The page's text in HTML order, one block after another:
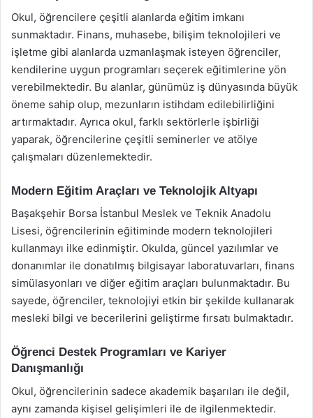
Okul, öğrencilere çeşitli alanlarda eğitim imkanı
sunmaktadır. Finans, muhasebe, bilişim teknolojileri ve
işletme gibi alanlarda uzmanlaşmak isteyen öğrenciler,
kendilerine uygun programları seçerek eğitimlerine yön
verebilmektedir. Bu alanlar, günümüz iş dünyasında büyük
öneme sahip olup, mezunların istihdam edilebilirliğini
artırmaktadır. Ayrıca okul, farklı sektörlerle işbirliği
yaparak, öğrencilerine çeşitli seminerler ve atölye
çalışmaları düzenlemektedir.
Modern Eğitim Araçları ve Teknolojik Altyapı
Başakşehir Borsa İstanbul Meslek ve Teknik Anadolu
Lisesi, öğrencilerinin eğitiminde modern teknolojileri
kullanmayı ilke edinmiştir. Okulda, güncel yazılımlar ve
donanımlar ile donatılmış bilgisayar laboratuvarları, finans
simülasyonları ve diğer eğitim araçları bulunmaktadır. Bu
sayede, öğrenciler, teknolojiyi etkin bir şekilde kullanarak
mesleki bilgi ve becerilerini geliştirme fırsatı bulmaktadır.
Öğrenci Destek Programları ve Kariyer
Danışmanlığı
Okul, öğrencilerinin sadece akademik başarıları ile değil,
aynı zamanda kişisel gelişimleri ile de ilgilenmektedir.